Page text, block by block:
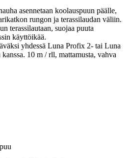
asennetaan koolauspuun päälle,
rungon ja terassilaudan väliin.
terassilautaan, suojaa puuta
käyttöikää.
yhdessä Luna Profix 2- tai Luna
10 m / rll, mattamusta, vahva